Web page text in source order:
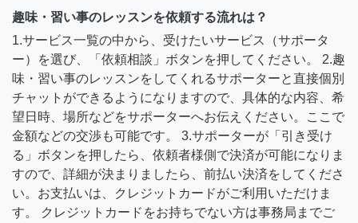
趣味・習い事のレッスンを依頼する流れは？
1.サービス一覧の中から、受けたいサービス（サポータ
ー）を選び、「依頼相談」ボタンを押してください。 2.趣
味・習い事のレッスンをしてくれるサポーターと直接個別
チャットができるようになりますので、具体的な内容、希
望日時、場所などをサポーターへお伝えください。ここで
金額などの交渉も可能です。 3.サポーターが「引き受け
る」ボタンを押したら、依頼者様側で決済が可能になりま
すので、詳細が決まりましたら、前払い決済をしてくださ
い。お支払いは、クレジットカードがご利用いただけま
す。 クレジットカードをお持ちでない方は事務局までご